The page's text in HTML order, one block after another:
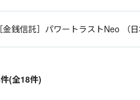
［金銭信託］パワートラストNeo （
(全18件)